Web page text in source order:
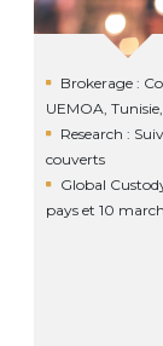
Brokerage :
UEMOA,
Research :
couverts
Global
pays et 10